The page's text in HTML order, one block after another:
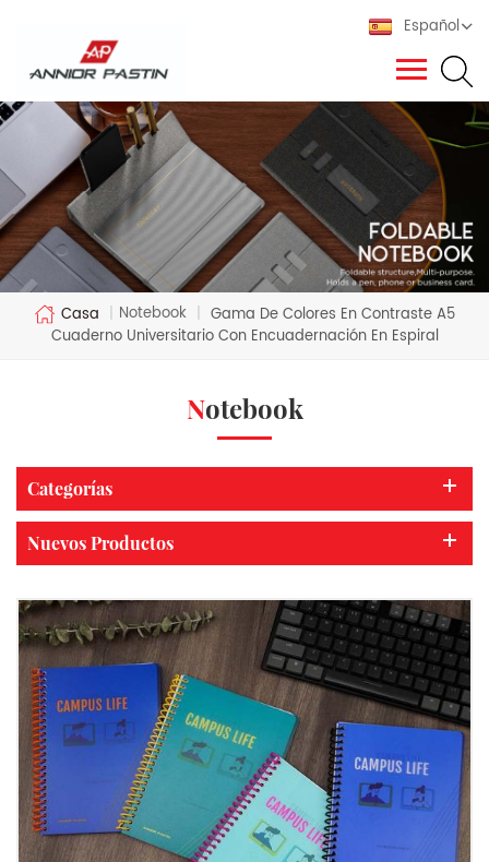
Español
Casa | Notebook | Gama De Colores En Contraste A5
Cuaderno Universitario Con Encuadernación En Espiral
Notebook
Categorías
Nuevos Productos